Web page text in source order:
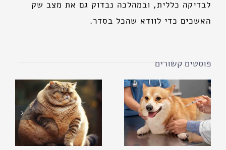
לבדיקה כללית, ובמהלכה נבדוק גם את מצב שק
האשכים כדי לוודא שהכל בסדר.
פוסטים קשורים